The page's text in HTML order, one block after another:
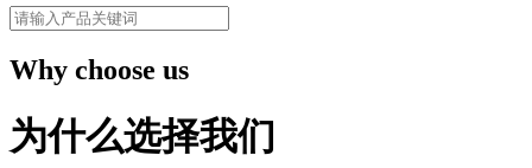
Why choose us
为什么选择我们